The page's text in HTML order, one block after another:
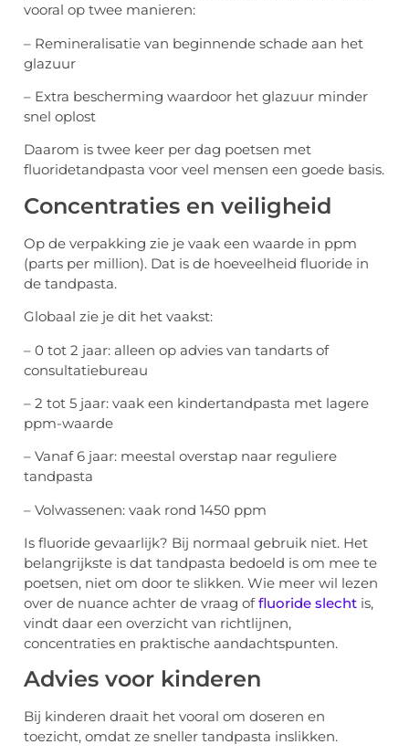
vooral op twee manieren:
– Remineralisatie van beginnende schade aan het
glazuur
– Extra bescherming waardoor het glazuur minder
snel oplost
Daarom is twee keer per dag poetsen met
fluoridetandpasta voor veel mensen een goede basis.
Concentraties en veiligheid
Op de verpakking zie je vaak een waarde in ppm
(parts per million). Dat is de hoeveelheid fluoride in
de tandpasta.
Globaal zie je dit het vaakst:
– 0 tot 2 jaar: alleen op advies van tandarts of
consultatiebureau
– 2 tot 5 jaar: vaak een kindertandpasta met lagere
ppm-waarde
– Vanaf 6 jaar: meestal overstap naar reguliere
tandpasta
– Volwassenen: vaak rond 1450 ppm
Is fluoride gevaarlijk? Bij normaal gebruik niet. Het
belangrijkste is dat tandpasta bedoeld is om mee te
poetsen, niet om door te slikken. Wie meer wil lezen
over de nuance achter de vraag offluoride slecht is,
vindt daar een overzicht van richtlijnen,
concentraties en praktische aandachtspunten.
Advies voor kinderen
Bij kinderen draait het vooral om doseren en
toezicht, omdat ze sneller tandpasta inslikken.